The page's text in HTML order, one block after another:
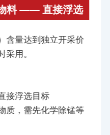
料 —— 直接浮选
含量达到独立开采价
用。
接浮选目标
质，需先化学除锰等